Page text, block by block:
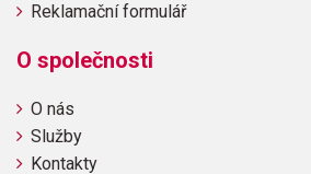
Reklamační formulář
O společnosti
O nás
Služby
Kontakty